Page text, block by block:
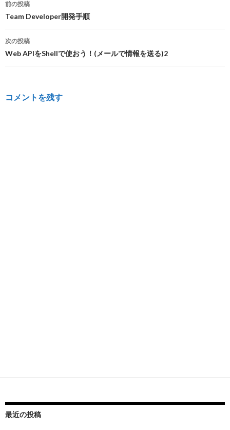
稿
ナ
ビ
前の投稿
Team Developer開発手順
次の投稿
Web APIをShellで使おう！(メールで情報を送る)2
コメントを残す
最近の投稿